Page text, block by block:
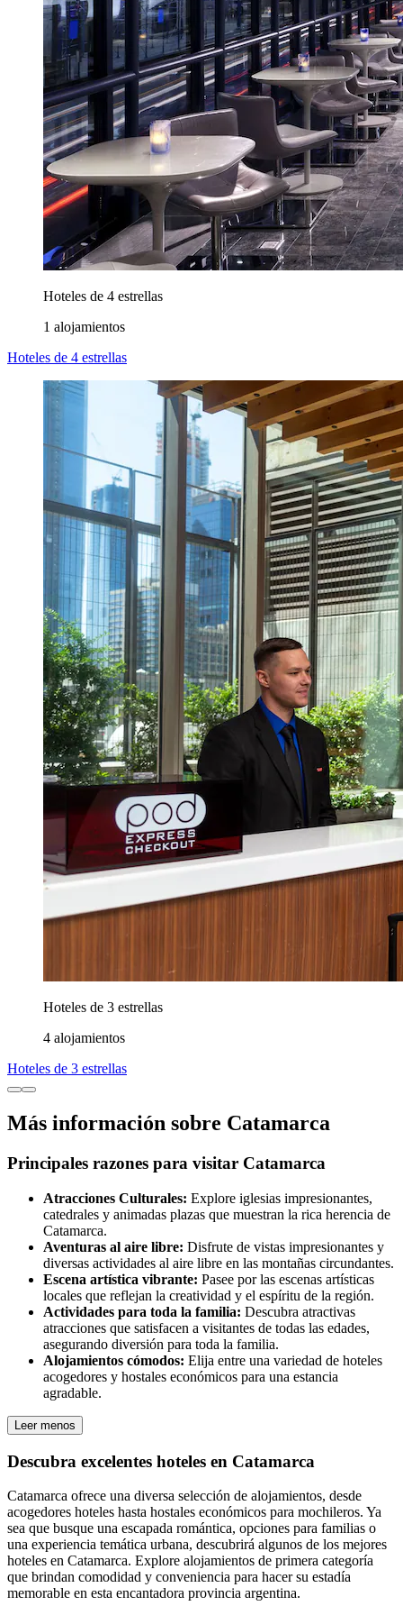
Hoteles de 4 estrellas
1 alojamientos
Hoteles de 4 estrellas
Hoteles de 3 estrellas
4 alojamientos
Hoteles de 3 estrellas
Más información sobre Catamarca
Principales razones para visitar Catamarca
Atracciones Culturales: Explore iglesias impresionantes,
catedrales y animadas plazas que muestran la rica herencia de
Catamarca.
Aventuras al aire libre: Disfrute de vistas impresionantes y
diversas actividades al aire libre en las montañas circundantes.
Escena artística vibrante: Pasee por las escenas artísticas
locales que reflejan la creatividad y el espíritu de la región.
Actividades para toda la familia: Descubra atractivas
atracciones que satisfacen a visitantes de todas las edades,
asegurando diversión para toda la familia.
Alojamientos cómodos: Elija entre una variedad de hoteles
acogedores y hostales económicos para una estancia
agradable.
Leer menos
Descubra excelentes hoteles en Catamarca
Catamarca ofrece una diversa selección de alojamientos, desde
acogedores hoteles hasta hostales económicos para mochileros. Ya
sea que busque una escapada romántica, opciones para familias o
una experiencia temática urbana, descubrirá algunos de los mejores
hoteles en Catamarca. Explore alojamientos de primera categoría
que brindan comodidad y conveniencia para hacer su estadía
memorable en esta encantadora provincia argentina.